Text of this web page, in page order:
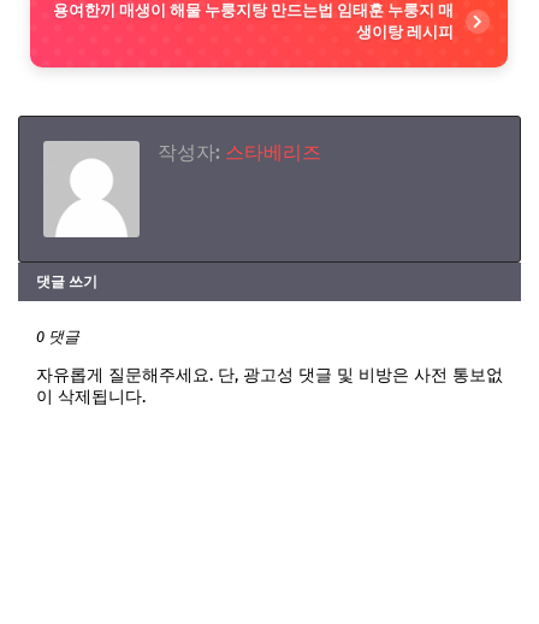
용여한끼 매생이 해물 누룽지탕 만드는법 임태훈 누룽지 매
생이탕 레시피
작성자: 스타베리즈
댓글 쓰기
0 댓글
자유롭게 질문해주세요. 단, 광고성 댓글 및 비방은 사전 통보없
이 삭제됩니다.